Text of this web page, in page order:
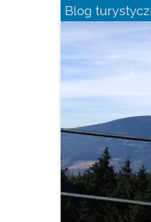
Blog